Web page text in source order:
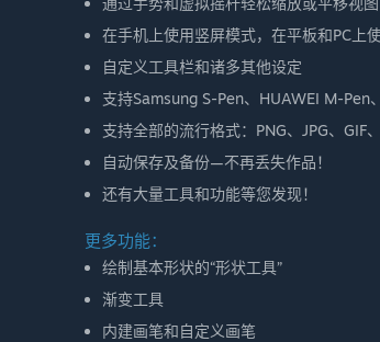
在手机上使用竖屏模式，在平板和PC上
自定义工具栏和诸多其他设定
支持Samsung S-Pen、HUAWEI M-Pen
支持全部的流行格式：PNG、JPG、GIF
自动保存及备份—不再丢失作品！
还有大量工具和功能等您发现！
更多功能：
绘制基本形状的“形状工具”
渐变工具
内建画笔和自定义画笔